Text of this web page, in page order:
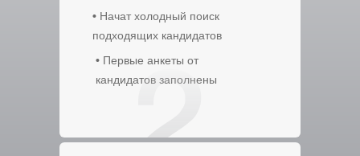
• Начат холодный поиск
подходящих кандидатов
• Первые анкеты от
кандидатов заполнены